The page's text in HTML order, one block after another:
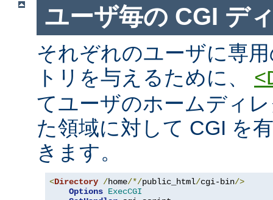
ユーザ毎の CGI デ
それぞれのユーザに専
トリを与えるために、
てユーザのホームディ
た領域に対して CGI を
きます。
<Directory /home/*/public_html/cgi-bin/>
Options ExecCGI